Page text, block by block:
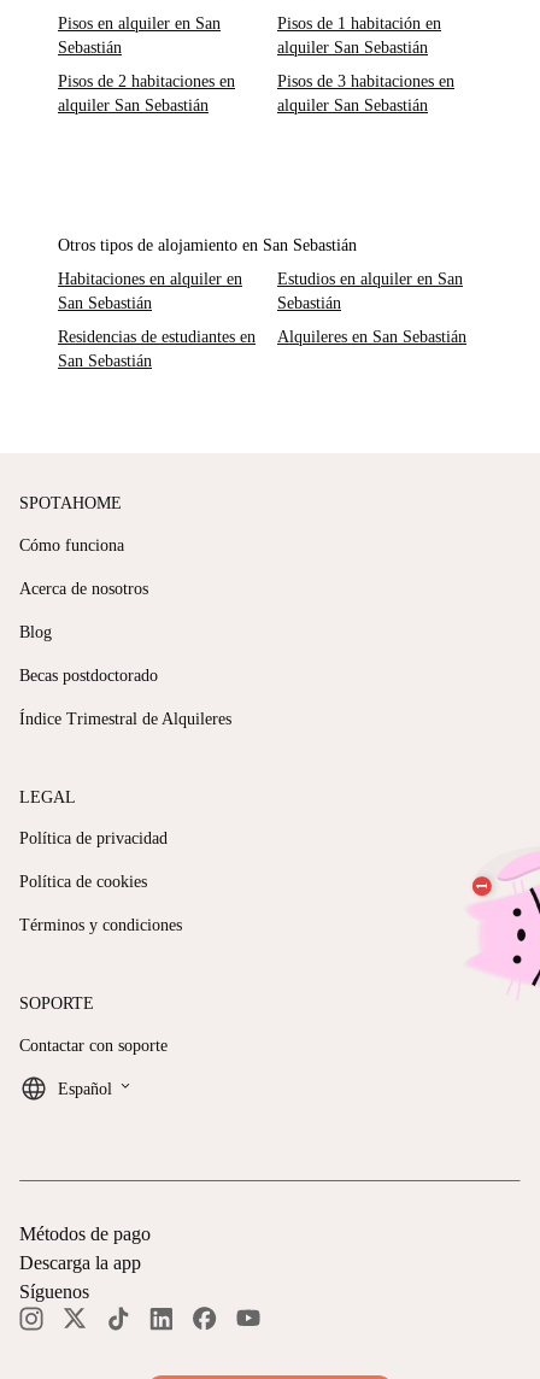
Pisos en alquiler en San
Sebastián
Pisos de 1 habitación en
alquiler San Sebastián
Pisos de 2 habitaciones en
alquiler San Sebastián
Pisos de 3 habitaciones en
alquiler San Sebastián
Otros tipos de alojamiento en San Sebastián
Habitaciones en alquiler en
San Sebastián
Estudios en alquiler en San
Sebastián
Residencias de estudiantes en
San Sebastián
Alquileres en San Sebastián
SPOTAHOME
Cómo funciona
Acerca de nosotros
Blog
Becas postdoctorado
Índice Trimestral de Alquileres
LEGAL
Política de privacidad
Política de cookies
Términos y condiciones
SOPORTE
Contactar con soporte
Español keyboard_arrow_down
Métodos de pago
Descarga la app
Síguenos